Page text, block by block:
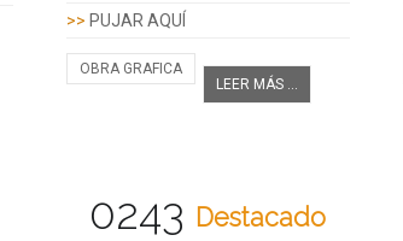
>> PUJAR AQUÍ
OBRA GRAFICA
LEER MÁS ...
0243 Destacado